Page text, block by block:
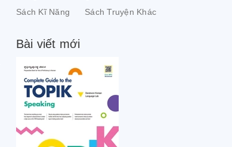
Sách Kĩ Năng
Sách Truyện Khác
Bài viết mới